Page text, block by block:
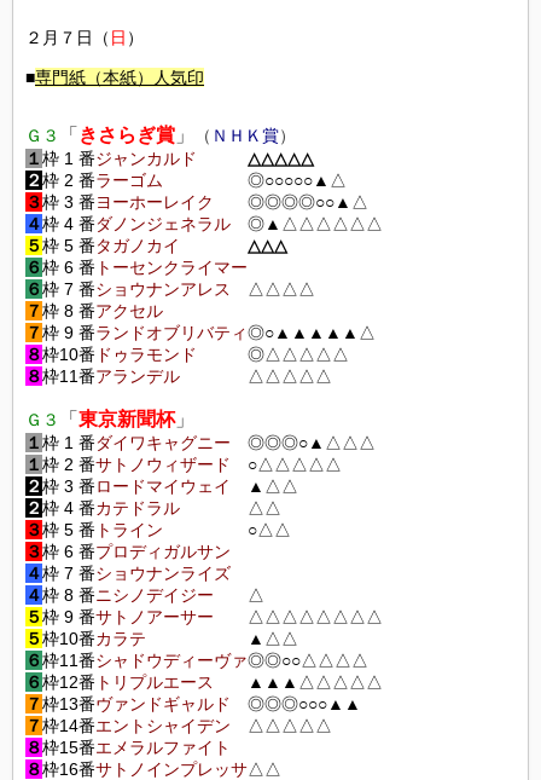
２月７日（ 日 ）
■専門紙（本紙）人気印
Ｇ３ 「 きさらぎ賞 」 （ ＮＨＫ賞）
１枠 1 番ジャンカルド △△△△△
２枠 2 番ラーゴム ◎○○○○○▲△
３枠 3 番ヨーホーレイク ◎◎◎◎○○▲△
４枠 4 番ダノンジェネラル ◎▲△△△△△△
５枠 5 番タガノカイ △△△
６枠 6 番 トーセンクライマー
６枠 7 番ショウナンアレス
△△△△
７枠 8 番アクセル
７枠 9 番ランドオブリバティ◎○▲▲▲▲▲△
８枠10番 ドゥラモンド
◎△△△△△
８枠11番アランデル △△△△△
Ｇ３ 「 東京新聞杯」
１枠 1 番ダイワキャグニー ◎◎◎○▲△△ △
１枠 2 番サトノウィザード
○△△△△△
２枠 3 番ロードマイウェイ
▲△△
２枠 4 番カテドラル
△△
３枠 5 番 トライン ○△△
３枠 6 番プロディガルサン
４枠 7 番ショウナンライズ
４枠 8 番ニシノデイジー
△
５枠 9 番サトノアーサー
△△△△△△△△
５枠10番カラテ
▲△△
６枠11番シャドウディーヴァ◎◎○○△△△△
６枠12番 トリプルエース
▲▲▲△△△△△
７枠13番ヴァンドギャルド
◎◎◎○○○▲▲
７枠14番エントシャイデン
△△△△△
８枠15番エメラルファイト
８枠16番サトノインプレッサ△△